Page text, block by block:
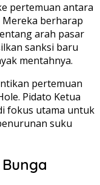
pertemuan antara
berharap
arah pasar
sanksi baru
mentahnya.
pertemuan
Pidato Ketua
fokus utama untuk
suku